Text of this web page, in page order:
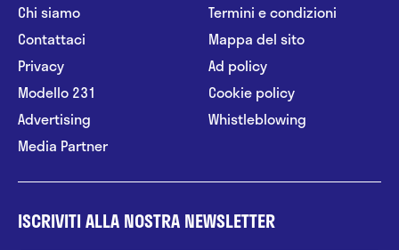
Chi siamo
Contattaci
Privacy
Modello 231
Advertising
Media Partner
Termini e condizioni
Mappa del sito
Ad policy
Cookie policy
Whistleblowing
ISCRIVITI ALLA NOSTRA NEWSLETTER